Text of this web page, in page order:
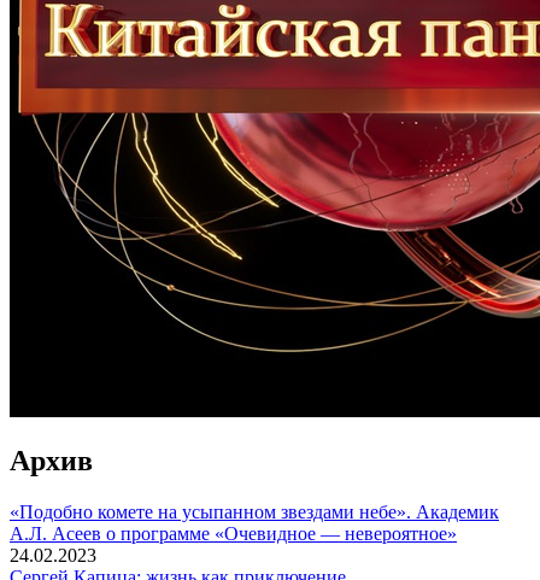
Архив
«Подобно комете на усыпанном звездами небе». Академик
А.Л. Асеев о программе «Очевидное — невероятное»
24.02.2023